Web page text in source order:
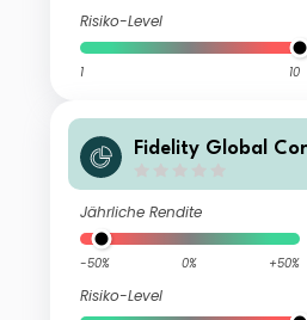
Risiko-Level
1 10
Fidelity Global
e Hedged
Jährliche Rendite
-50% 0% +50%
Risiko-Level